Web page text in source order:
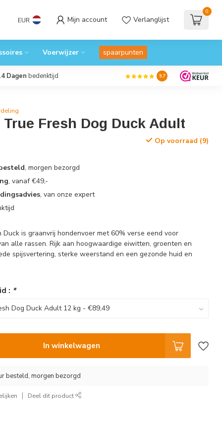
EUR Mijn account Verlanglijst
0
Voerwijzer spaarpunten
Dagen bedenktijd 9.7
Fresh Dog Duck Adult
Op voorraad (9)
, morgen bezorgd
, vanaf €49,-
, van onze expert
Duck is graanvrij hondenvoer met 60% verse eend voor
alle rassen. Rijk aan hoogwaardige eiwitten, groenten en
spijsvertering, sterke weerstand en een gezonde huid en
: *
In winkelwagen
besteld, morgen bezorgd
Deel dit product